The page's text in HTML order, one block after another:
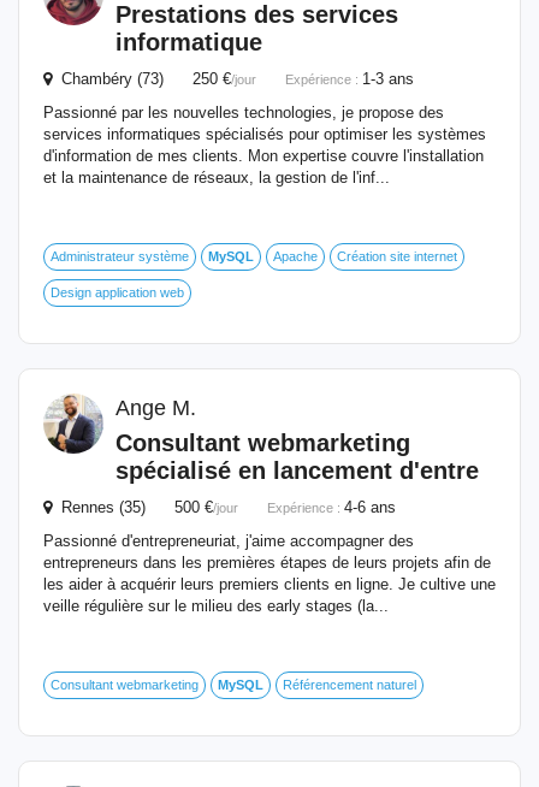
Prestations des services
informatique
Chambéry (73) 250 €/jour Expérience : 1-3 ans
Passionné par les nouvelles technologies, je propose des
services informatiques spécialisés pour optimiser les systèmes
d'information de mes clients. Mon expertise couvre l'installation
et la maintenance de réseaux, la gestion de l'inf...
Administrateur système MySQL Apache Création site internet
Design application web
Ange M.
Consultant webmarketing
spécialisé en lancement d'entre
Rennes (35) 500 €/jour Expérience : 4-6 ans
Passionné d'entrepreneuriat, j'aime accompagner des
entrepreneurs dans les premières étapes de leurs projets afin de
les aider à acquérir leurs premiers clients en ligne. Je cultive une
veille régulière sur le milieu des early stages (la...
Consultant webmarketing MySQL Référencement naturel